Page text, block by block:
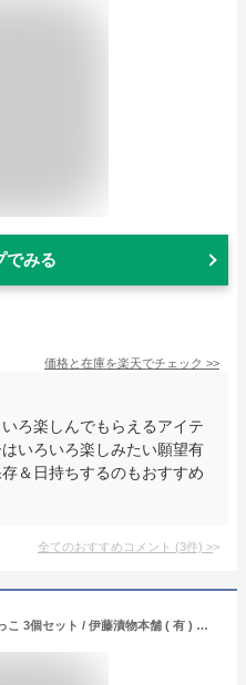
でみる
価格と在庫を楽天でチェック >>
ろ楽しんでもらえるアイテ
いろいろ楽しみたい願望有
＆日持ちするのもおすすめ
全てのおすすめコメント (3件) >
【 おつまみセット 】いぶりがっこ 3個セット / 伊藤漬物本舗 ( 有 ) 秋田県【 3808 】【 贈り物 ギフト プレゼント ホワイトデー 】